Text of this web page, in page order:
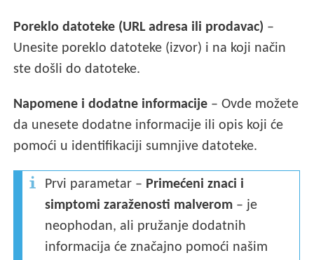
Poreklo datoteke (URL adresa ili prodavac) –
Unesite poreklo datoteke (izvor) i na koji način
ste došli do datoteke.
Napomene i dodatne informacije – Ovde možete
da unesete dodatne informacije ili opis koji će
pomoći u identifikaciji sumnjive datoteke.
Prvi parametar – Primećeni znaci i
simptomi zaraženosti malverom – je
neophodan, ali pružanje dodatnih
informacija će značajno pomoći našim